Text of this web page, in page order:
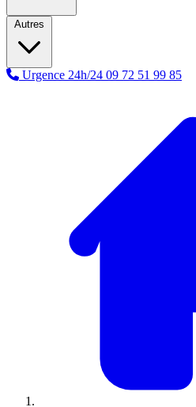
Autres
Urgence 24h/24 09 72 51 99 85